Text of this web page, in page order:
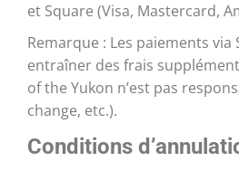
et Square (Visa, Mastercard,
Remarque : Les paiements
entraîner des frais
of the Yukon n’est pas
change, etc.).
Conditions